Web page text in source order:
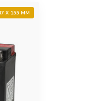
X 155 MM